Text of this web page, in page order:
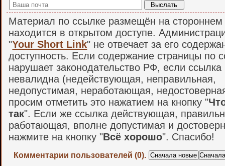
Материал по ссылке размещён на стороннем
находится в открытом доступе.
"Your Short Link" не отвечает за его
доступность. Если содержание страницы по
нарушает законодательство РФ, если ссылка
невалидна (недействующая, неправильная,
недопустимая, неработающая,
просим отметить это нажатием на кнопку "
так". Если же ссылка действующая,
работающая, вполне допустимая и
нажмите на кнопку "Всё хорошо". Спасибо!
Комментарии пользователей (0).